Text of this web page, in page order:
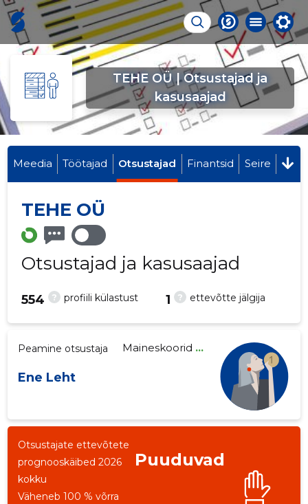
TEHE OÜ | Otsustajad ja
kasusaajad
Meedia Töötajad Otsustajad Finantsid Seire
TEHE OÜ
Otsustajad ja kasusaajad
? profiili külastust
554 ? ettevõtte jälgija
1
Peamine otsustaja
Ene Leht
Maineskoorid ...
Otsustajate ettevõtete
prognooskäibed 2026
kokku
Puuduvad
Väheneb 100 % võrra